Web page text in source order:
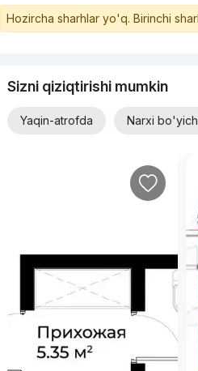
Hozircha sharhlar yo'q. Birinchi
Sizni qiziqtirishi mumkin
Yaqin-atrofda Narxi